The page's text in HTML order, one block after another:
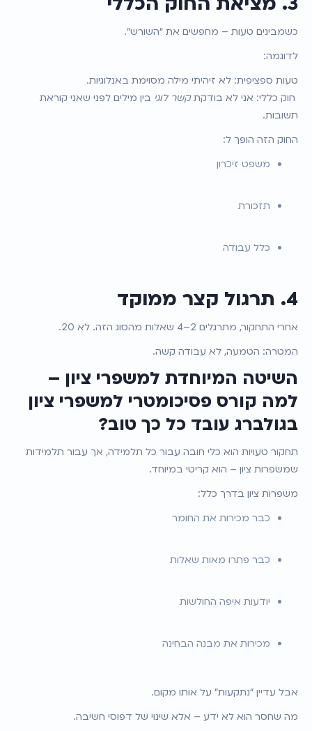
כשמבינים טעות – מחפשים את “השורש”.
לדוגמה:
טעות ספציפית: לא זיהיתי מילה מסוימת באנלוגיות.
קשר לוגי בין מילים לפני שאני קוראת
תשובות.
החוק הזה הופך ל:
משפט זיכרון
תזכורת
כלל עבודה
4. תרגול קצר ממוקד
אחרי התחקור, מתרגלים 2–4 שאלות מהסוג הזה. לא 20.
המטרה: הטמעה, לא עבודה קשה.
השיטה המיוחדת למשפרי ציון –
למה קורס פסיכומטרי למשפרי ציון
בגולברג עובד כל כך טוב?
תחקור טעויות הוא כלי חובה עבור כל תלמידה, אך עבור תלמידות
שמשפרות ציון – הוא קריטי במיוחד.
משפרות ציון בדרך כלל:
כבר מכירות את החומר
כבר פתרו מאות שאלות
יודעות איפה החולשות
מכירות את מבנה הבחינה
אבל עדיין “נתקעות” על אותו מקום.
מה שחסר הוא לא ידע – אלא שינוי של דפוסי חשיבה.